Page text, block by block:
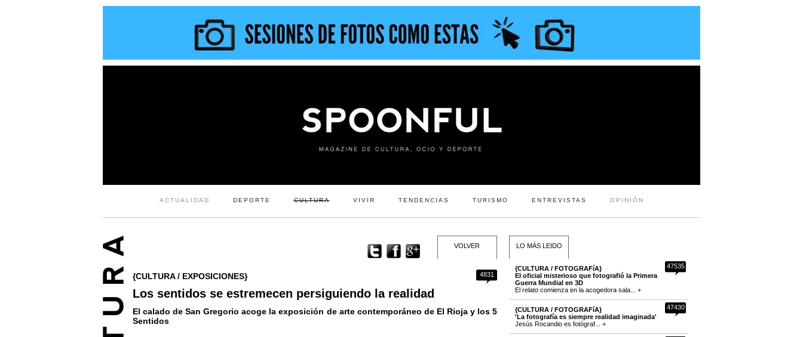
ACTUALIDAD DEPORTE CULTURA VIVIR TENDENCIAS TURISMO ENTREVISTAS OPINIÓN
VOLVER
4831
{CULTURA / EXPOSICIONES}
Los sentidos se estremecen persiguiendo la realidad
El calado de San Gregorio acoge la exposición de arte contemporáneo de El Rioja y los 5
Sentidos
LO MÁS LEIDO
47535
{CULTURA / FOTOGRAFíA}
El oficial misterioso que fotografió la Primera
Guerra Mundial en 3D
El relato comienza en la acogedora sala... +
47430
{CULTURA / FOTOGRAFíA}
'La fotografía es siempre realidad imaginada'
Jesús Rocandio es fotógraf... +